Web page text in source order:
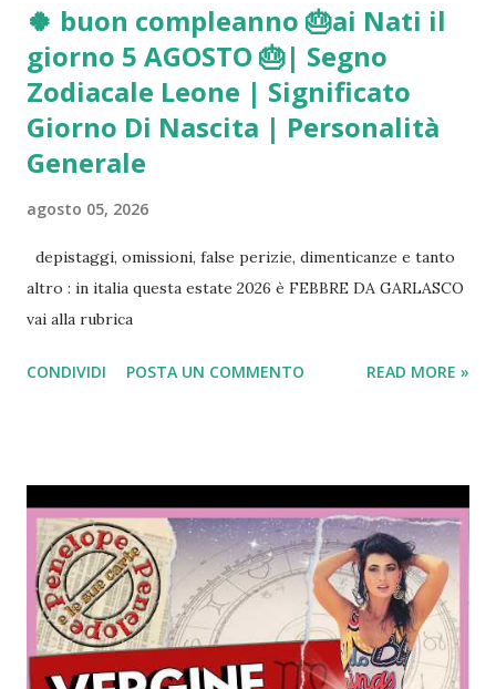
🍀 buon compleanno 🎂ai Nati il
giorno 5 AGOSTO 🎂| Segno
Zodiacale Leone | Significato
Giorno Di Nascita | Personalità
Generale
agosto 05, 2026
depistaggi, omissioni, false perizie, dimenticanze e tanto
altro : in italia questa estate 2026 è FEBBRE DA GARLASCO
vai alla rubrica
CONDIVIDI POSTA UN COMMENTO READ MORE »